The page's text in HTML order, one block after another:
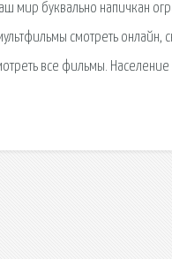
мир буквально напичкан
смотреть онлайн,
все фильмы.